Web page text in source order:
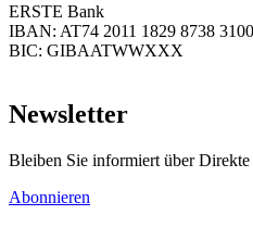
ERSTE Bank
IBAN: AT74 2011 1829 8738 3100
BIC: GIBAATWWXXX
Newsletter
Bleiben Sie informiert über
Abonnieren